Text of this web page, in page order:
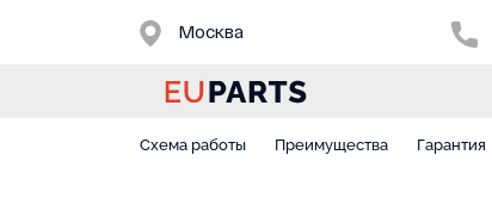
Москва
Схема работы Преимущества Гарантия